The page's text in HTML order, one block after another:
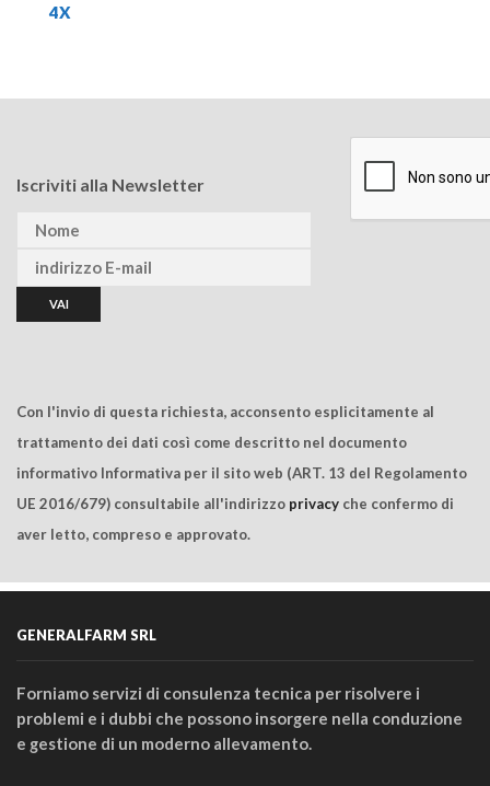
4X
Iscriviti alla Newsletter
Con l'invio di questa richiesta, acconsento esplicitamente al
trattamento dei dati così come descritto nel documento
informativo Informativa per il sito web (ART. 13 del Regolamento
UE 2016/679) consultabile all'indirizzo privacy che confermo di
aver letto, compreso e approvato.
GENERALFARM SRL
Forniamo servizi di consulenza tecnica per risolvere i
problemi e i dubbi che possono insorgere nella conduzione
e gestione di un moderno allevamento.